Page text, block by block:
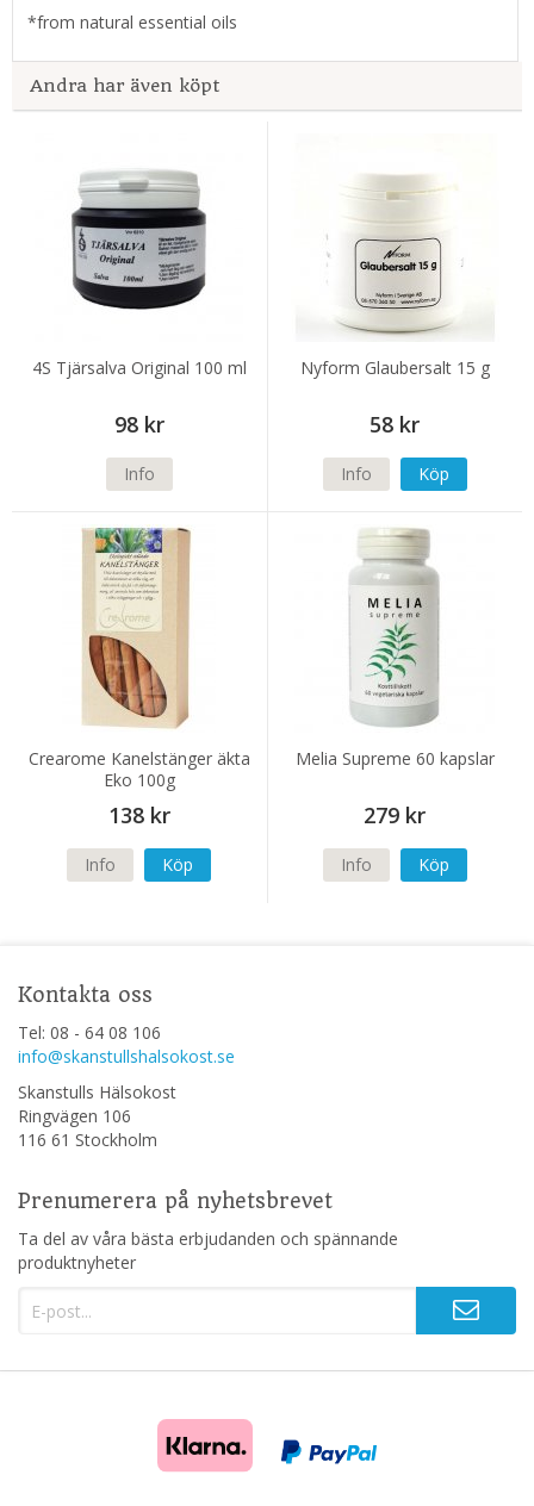
*from natural essential oils
Andra har även köpt
4S Tjärsalva Original 100 ml
98 kr
Info
Nyform Glaubersalt 15 g
58 kr
Info Köp
Crearome Kanelstänger äkta
Eko 100g
138 kr
Info Köp
Melia Supreme 60 kapslar
279 kr
Info Köp
Kontakta oss
Tel: 08 - 64 08 106
info@skanstullshalsokost.se
Skanstulls Hälsokost
Ringvägen 106
116 61 Stockholm
Prenumerera på nyhetsbrevet
Ta del av våra bästa erbjudanden och spännande
produktnyheter